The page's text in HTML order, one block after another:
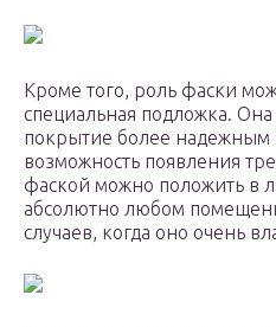
Кроме того, роль фаски
специальная подложка. Она
покрытие более
возможность появления
фаской можно положить в
абсолютно любом
случаев, когда оно очень